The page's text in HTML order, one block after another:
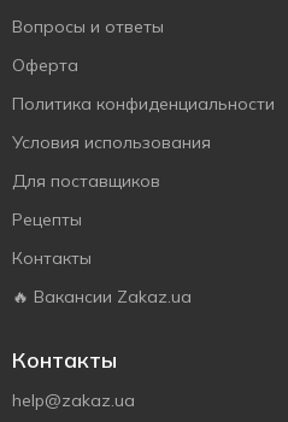
Вопросы и ответы
Оферта
Политика конфиденциальности
Условия использования
Для поставщиков
Рецепты
Контакты
🔥 Вакансии Zakaz.ua
Контакты
help@zakaz.ua